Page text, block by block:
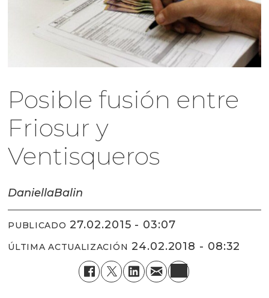
Posible fusión entre
Friosur y
Ventisqueros
DaniellaBalin
PUBLICADO 27.02.2015 - 03:07
ÚLTIMA ACTUALIZACIÓN 24.02.2018 - 08:32